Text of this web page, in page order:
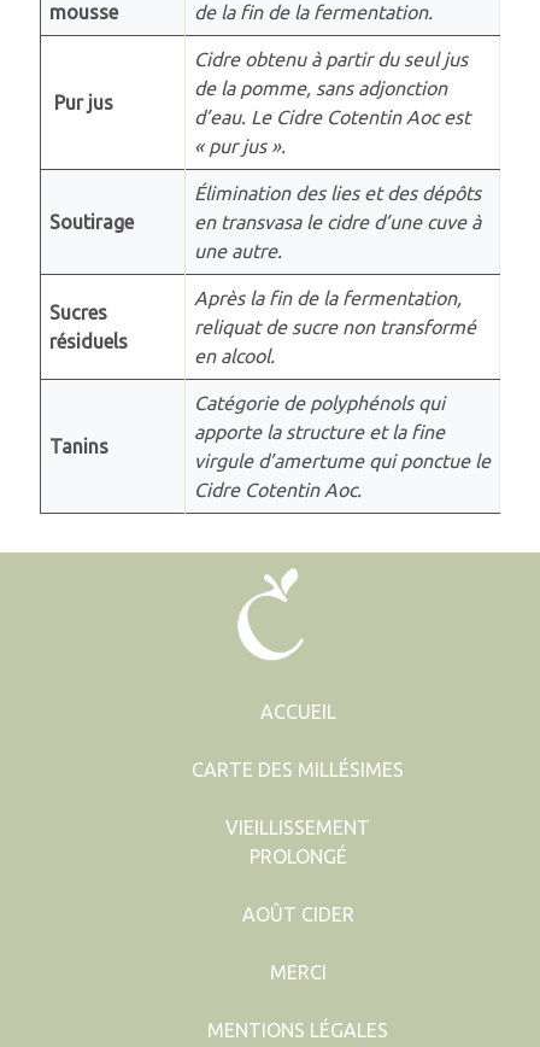
mousse
de la fin de la fermentation.
Pur jus
Cidre obtenu à partir du seul jus
de la pomme, sans adjonction
d’eau. Le Cidre Cotentin Aoc est
« pur jus ».
Soutirage
Élimination des lies et des dépôts
en transvasa le cidre d’une cuve à
une autre.
Sucres
résiduels
Après la fin de la fermentation,
reliquat de sucre non transformé
en alcool.
Tanins
Catégorie de polyphénols qui
apporte la structure et la fine
virgule d’amertume qui ponctue le
Cidre Cotentin Aoc.
ACCUEIL
CARTE DES MILLÉSIMES
VIEILLISSEMENT
PROLONGÉ
AOÛT CIDER
MERCI
MENTIONS LÉGALES